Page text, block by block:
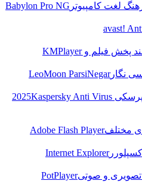
Babylon Pro NG
avast!
پخش فیلم وKMPlayer
نگارLeoMoon ParsiNegar
2025
Kaspersky Anti Virus
مختلفAdobe Flash Player
Internet Explorer
تصویری و صوتیPotPlayer